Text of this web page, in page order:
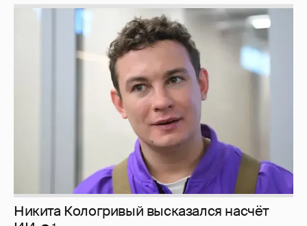
Никита Кологривый высказался насчёт